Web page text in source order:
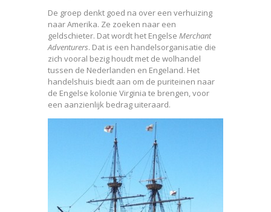
De groep denkt goed na over een verhuizing
naar Amerika. Ze zoeken naar een
geldschieter. Dat wordt het Engelse Merchant
Adventurers. Dat is een handelsorganisatie die
zich vooral bezig houdt met de wolhandel
tussen de Nederlanden en Engeland. Het
handelshuis biedt aan om de puriteinen naar
de Engelse kolonie Virginia te brengen, voor
een aanzienlijk bedrag uiteraard.